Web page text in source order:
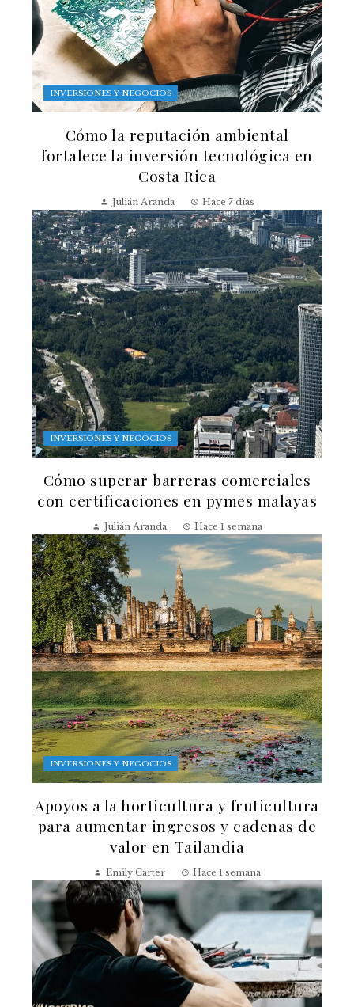
INVERSIONES Y NEGOCIOS
Cómo la reputación ambiental
fortalece la inversión tecnológica en
Costa Rica
Julián Aranda Hace 7 días
INVERSIONES Y NEGOCIOS
Cómo superar barreras comerciales
con certificaciones en pymes malayas
Julián Aranda Hace 1 semana
INVERSIONES Y NEGOCIOS
Apoyos a la horticultura y fruticultura
para aumentar ingresos y cadenas de
valor en Tailandia
Emily Carter Hace 1 semana